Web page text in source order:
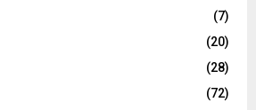
(7)
(20)
(28)
(72)